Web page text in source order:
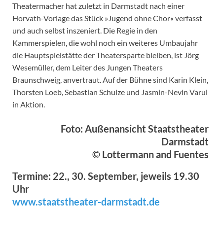
Theatermacher hat zuletzt in Darmstadt nach einer
Horvath-Vorlage das Stück »Jugend ohne Chor« verfasst
und auch selbst inszeniert. Die Regie in den
Kammerspielen, die wohl noch ein weiteres Umbaujahr
die Hauptspielstätte der Theatersparte bleiben, ist Jörg
Wesemüller, dem Leiter des Jungen Theaters
Braunschweig, anvertraut. Auf der Bühne sind Karin Klein,
Thorsten Loeb, Sebastian Schulze und Jasmin-Nevin Varul
in Aktion.
Foto: Außenansicht Staatstheater
Darmstadt
© Lottermann and Fuentes
Termine: 22., 30. September, jeweils 19.30
Uhr
www.staatstheater-darmstadt.de